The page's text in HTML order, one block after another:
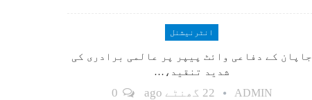
انٹرنیشنل
جاپان کے دفاعی وائٹ پیپر پر عالمی برادری کی
شدید تنقید،…
ADMIN 22 گھنٹے ago